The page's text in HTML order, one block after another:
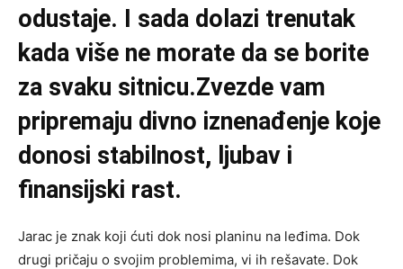
odustaje. I sada dolazi trenutak
kada više ne morate da se borite
za svaku sitnicu.Zvezde vam
pripremaju divno iznenađenje koje
donosi stabilnost, ljubav i
finansijski rast.
Jarac je znak koji ćuti dok nosi planinu na leđima. Dok
drugi pričaju o svojim problemima, vi ih rešavate. Dok